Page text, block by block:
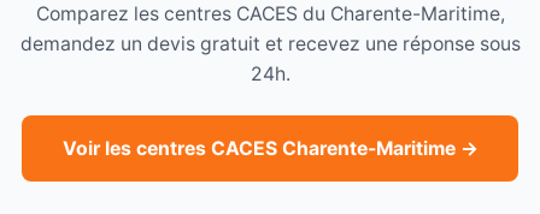
Comparez les centres CACES du Charente-Maritime,
demandez un devis gratuit et recevez une réponse sous
24h.
Voir les centres CACES Charente-Maritime →